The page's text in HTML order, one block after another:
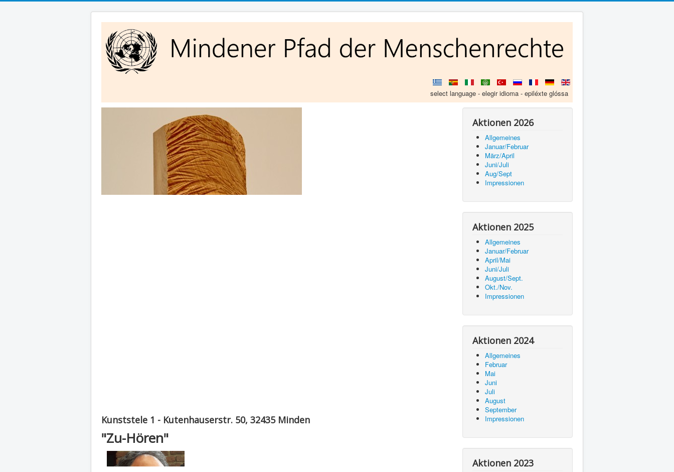
select language - elegir idioma - epiléxte glóssa
Kunststele 1 - Kutenhauserstr. 50, 32435 Minden
"Zu-Hören"
Aktionen 2026
Allgemeines
Januar/Februar
März/April
Juni/Juli
Aug/Sept
Impressionen
Aktionen 2025
Allgemeines
Januar/Februar
April/Mai
Juni/Juli
August/Sept.
Okt./Nov.
Impressionen
Aktionen 2024
Allgemeines
Februar
Mai
Juni
Juli
August
September
Impressionen
Aktionen 2023